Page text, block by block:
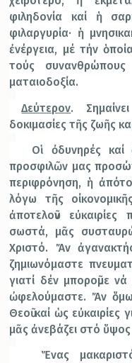
φιληδονία καί ἡ
φιλαργυρία· ἡ
ἐνέργεια, μέ τήν
τούς
ματαιοδοξία.
Δεύτερον.
δοκιμασίες τῆς ζωῆς
Οἱ ὀδυνηρές καί
προσφιλῶν μας
περιφρόνηση, ἡ
λόγω τῆς
ἀποτελοῦν
σωστά, μᾶς
Χριστό. Ἄν
ζημιωνόμαστε
γιατί δέν μποροῦμε
ὠφελούμαστε. Ἄν
Θεοῦ καί ὡς εὐκαιρίες
μᾶς ἀνεβάζει στό
Ἕνας μακαριστός